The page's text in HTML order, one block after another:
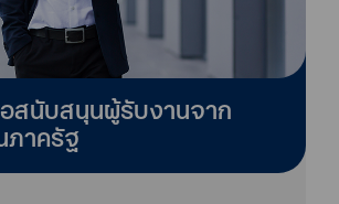
สนับสนุนผู้รับงานจาก
ภาครัฐ